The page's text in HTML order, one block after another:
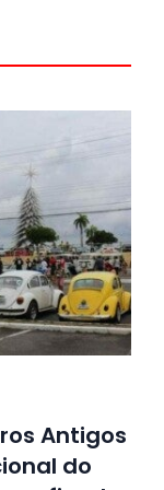
Antigos
do